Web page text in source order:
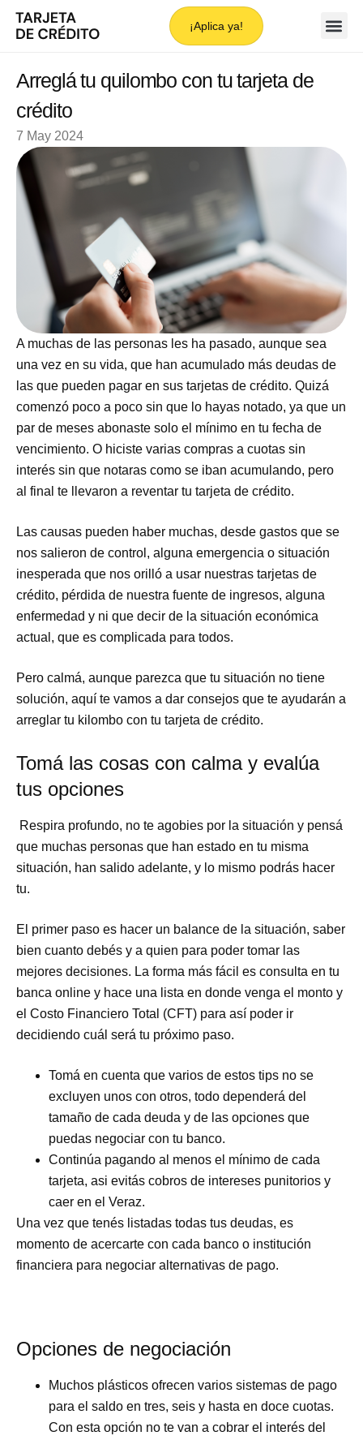
¡Aplica ya!
Arreglá tu quilombo con tu tarjeta de
crédito
7 May 2024
A muchas de las personas les ha pasado, aunque sea
una vez en su vida, que han acumulado más deudas de
las que pueden pagar en sus tarjetas de crédito. Quizá
comenzó poco a poco sin que lo hayas notado, ya que un
par de meses abonaste solo el mínimo en tu fecha de
vencimiento. O hiciste varias compras a cuotas sin
interés sin que notaras como se iban acumulando, pero
al final te llevaron a reventar tu tarjeta de crédito.
Las causas pueden haber muchas, desde gastos que se
nos salieron de control, alguna emergencia o situación
inesperada que nos orilló a usar nuestras tarjetas de
crédito, pérdida de nuestra fuente de ingresos, alguna
enfermedad y ni que decir de la situación económica
actual, que es complicada para todos.
Pero calmá, aunque parezca que tu situación no tiene
solución, aquí te vamos a dar consejos que te ayudarán a
arreglar tu kilombo con tu tarjeta de crédito.
Tomá las cosas con calma y evalúa
tus opciones
Respira profundo, no te agobies por la situación y pensá
que muchas personas que han estado en tu misma
situación, han salido adelante, y lo mismo podrás hacer
tu.
El primer paso es hacer un balance de la situación, saber
bien cuanto debés y a quien para poder tomar las
mejores decisiones. La forma más fácil es consulta en tu
banca online y hace una lista en donde venga el monto y
el Costo Financiero Total (CFT) para así poder ir
decidiendo cuál será tu próximo paso.
Tomá en cuenta que varios de estos tips no se
excluyen unos con otros, todo dependerá del
tamaño de cada deuda y de las opciones que
puedas negociar con tu banco.
Continúa pagando al menos el mínimo de cada
tarjeta, asi evitás cobros de intereses punitorios y
caer en el Veraz.
Una vez que tenés listadas todas tus deudas, es
momento de acercarte con cada banco o institución
financiera para negociar alternativas de pago.
Opciones de negociación
Muchos plásticos ofrecen varios sistemas de pago
para el saldo en tres, seis y hasta en doce cuotas.
Con esta opción no te van a cobrar el interés del